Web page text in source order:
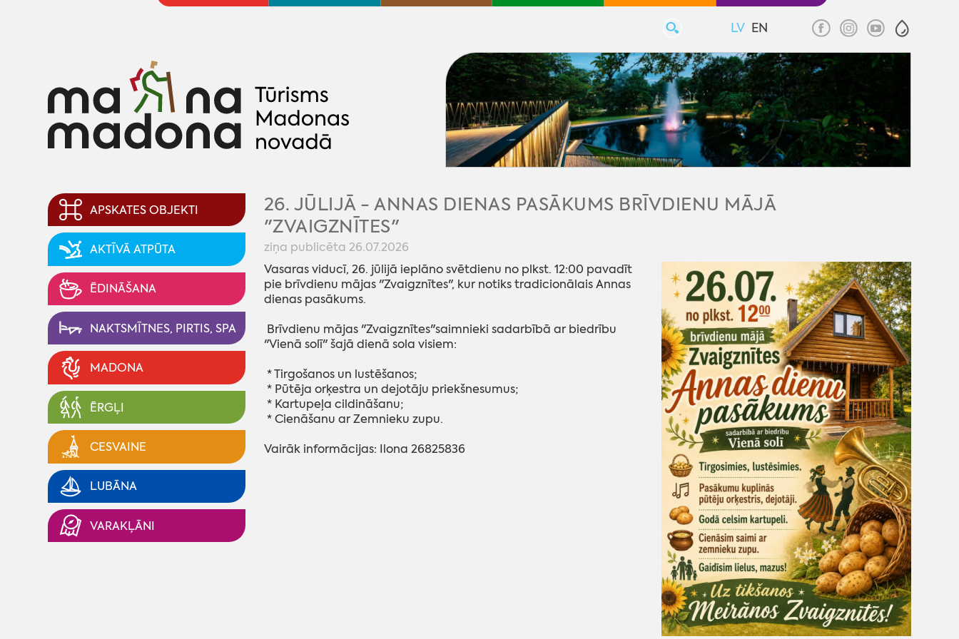
LV EN
APSKATES OBJEKTI
AKTĪVĀ ATPŪTA
ĒDINĀŠANA
NAKTSMĪTNES, PIRTIS, SPA
MADONA
ĒRGĻI
CESVAINE
LUBĀNA
VARAKĻĀNI
26. JŪLIJĀ - ANNAS DIENAS PASĀKUMS BRĪVDIENU MĀJĀ
"ZVAIGZNĪTES"
ziņa publicēta 26.07.2026
Vasaras viducī, 26. jūlijā ieplāno svētdienu no plkst. 12:00 pavadīt
pie brīvdienu mājas "Zvaigznītes", kur notiks tradicionālais Annas
dienas pasākums.
Brīvdienu mājas "Zvaigznītes"saimnieki sadarbībā ar biedrību
"Vienā solī" šajā dienā sola visiem:
* Tirgošanos un lustēšanos;
* Pūtēja orķestra un dejotāju priekšnesumus;
* Kartupeļa cildināšanu;
* Cienāšanu ar Zemnieku zupu.
Vairāk informācijas: Ilona 26825836